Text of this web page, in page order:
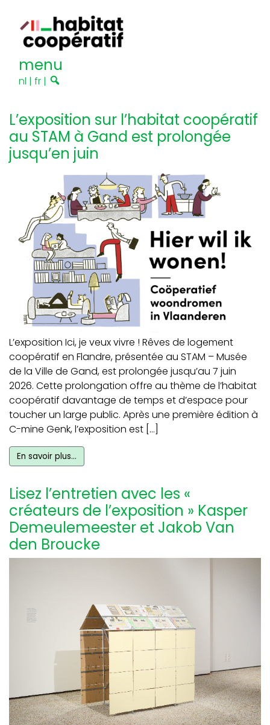
menu
nl | fr |
L’exposition sur l’habitat coopératif
au STAM à Gand est prolongée
jusqu’en juin
L’exposition Ici, je veux vivre ! Rêves de logement
coopératif en Flandre, présentée au STAM – Musée
de la Ville de Gand, est prolongée jusqu’au 7 juin
2026. Cette prolongation offre au thème de l’habitat
coopératif davantage de temps et d’espace pour
toucher un large public. Après une première édition à
C-mine Genk, l’exposition est […]
En savoir plus…
Lisez l’entretien avec les «
créateurs de l’exposition » Kasper
Demeulemeester et Jakob Van
den Broucke